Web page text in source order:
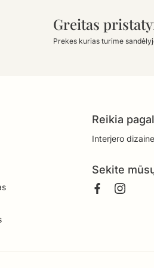
Greitas
Prekes kurias turime
Reikia
Interjero
Sekite